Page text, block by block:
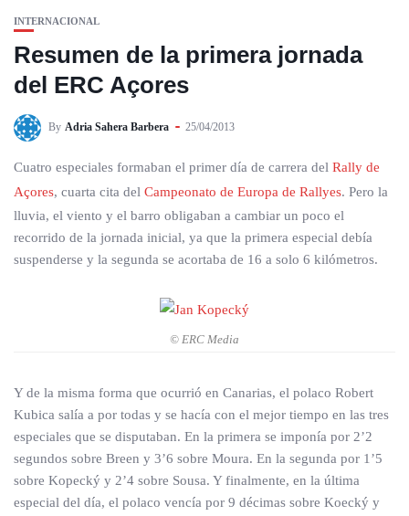
INTERNACIONAL
Resumen de la primera jornada
del ERC Açores
By Adria Sahera Barbera 25/04/2013
Cuatro especiales formaban el primer día de carrera del Rally de
Açores, cuarta cita del Campeonato de Europa de Rallyes. Pero la
lluvia, el viento y el barro obligaban a cambiar un poco el
recorrido de la jornada inicial, ya que la primera especial debía
suspenderse y la segunda se acortaba de 16 a solo 6 kilómetros.
© ERC Media
Y de la misma forma que ocurrió en Canarias, el polaco Robert
Kubica salía a por todas y se hacía con el mejor tiempo en las tres
especiales que se disputaban. En la primera se imponía por 2’2
segundos sobre Breen y 3’6 sobre Moura. En la segunda por 1’5
sobre Kopecký y 2’4 sobre Sousa. Y finalmente, en la última
especial del día, el polaco vencía por 9 décimas sobre Koecký y